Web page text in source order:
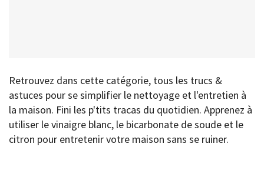
Retrouvez dans cette catégorie, tous les trucs &
astuces pour se simplifier le nettoyage et l'entretien à
la maison. Fini les p'tits tracas du quotidien. Apprenez à
utiliser le vinaigre blanc, le bicarbonate de soude et le
citron pour entretenir votre maison sans se ruiner.